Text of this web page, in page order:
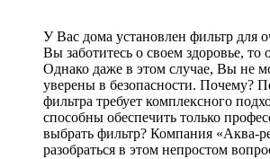
У Вас дома установлен фильтр для
Вы заботитесь о своем здоровье,
Однако даже в этом случае, Вы не
уверены в безопасности. Почему?
фильтра требует комплексного
способны обеспечить только
выбрать фильтр? Компания «Аква-
разобраться в этом непростом